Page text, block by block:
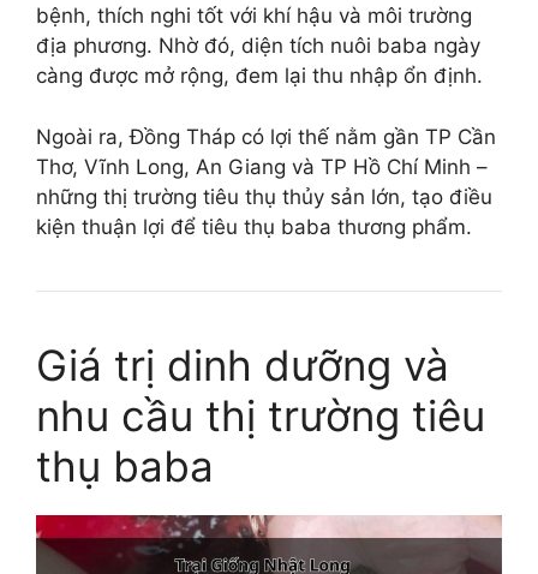
bệnh, thích nghi tốt với khí hậu và môi trường
địa phương. Nhờ đó, diện tích nuôi baba ngày
càng được mở rộng, đem lại thu nhập ổn định.
Ngoài ra, Đồng Tháp có lợi thế nằm gần TP Cần
Thơ, Vĩnh Long, An Giang và TP Hồ Chí Minh –
những thị trường tiêu thụ thủy sản lớn, tạo điều
kiện thuận lợi để tiêu thụ baba thương phẩm.
Giá trị dinh dưỡng và
nhu cầu thị trường tiêu
thụ baba